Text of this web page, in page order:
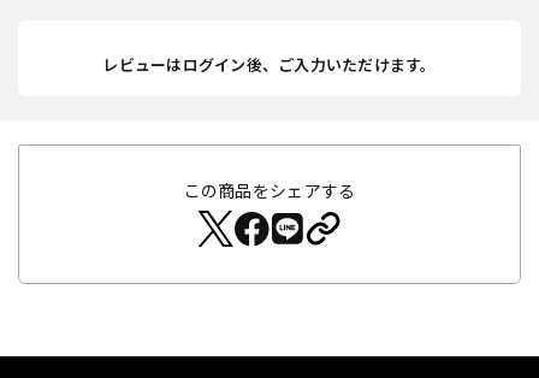
レビューはログイン後、ご入力いただけます。
この商品をシェアする